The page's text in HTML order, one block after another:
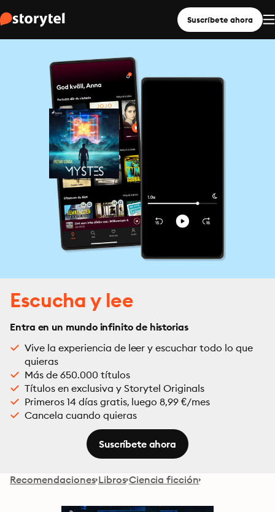
Suscríbete ahora
Escucha y lee
Entra en un mundo infinito de historias
Vive la experiencia de leer y escuchar todo lo que
quieras
Más de 650.000 títulos
Títulos en exclusiva y Storytel Originals
Primeros 14 días gratis, luego 8,99 €/mes
Cancela cuando quieras
Suscríbete ahora
Recomendaciones Libros Ciencia ficción